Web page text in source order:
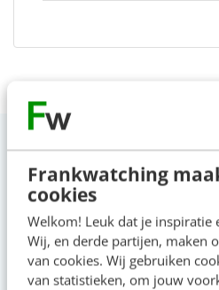
Frankwatching
cookies
Welkom! Leuk dat je inspiratie
Wij, en derde partijen, maken
van cookies. Wij gebruiken
van statistieken, om jouw
VIDEO SHORTS
Bekijk de korte
00:00